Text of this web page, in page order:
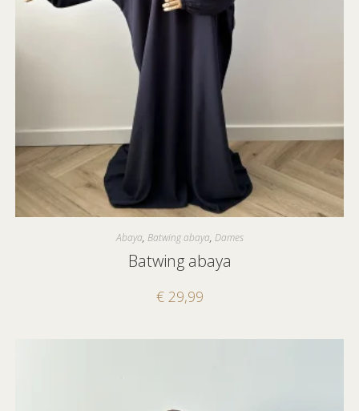
Abaya, Batwing abaya, Dames
Batwing abaya
€29,99